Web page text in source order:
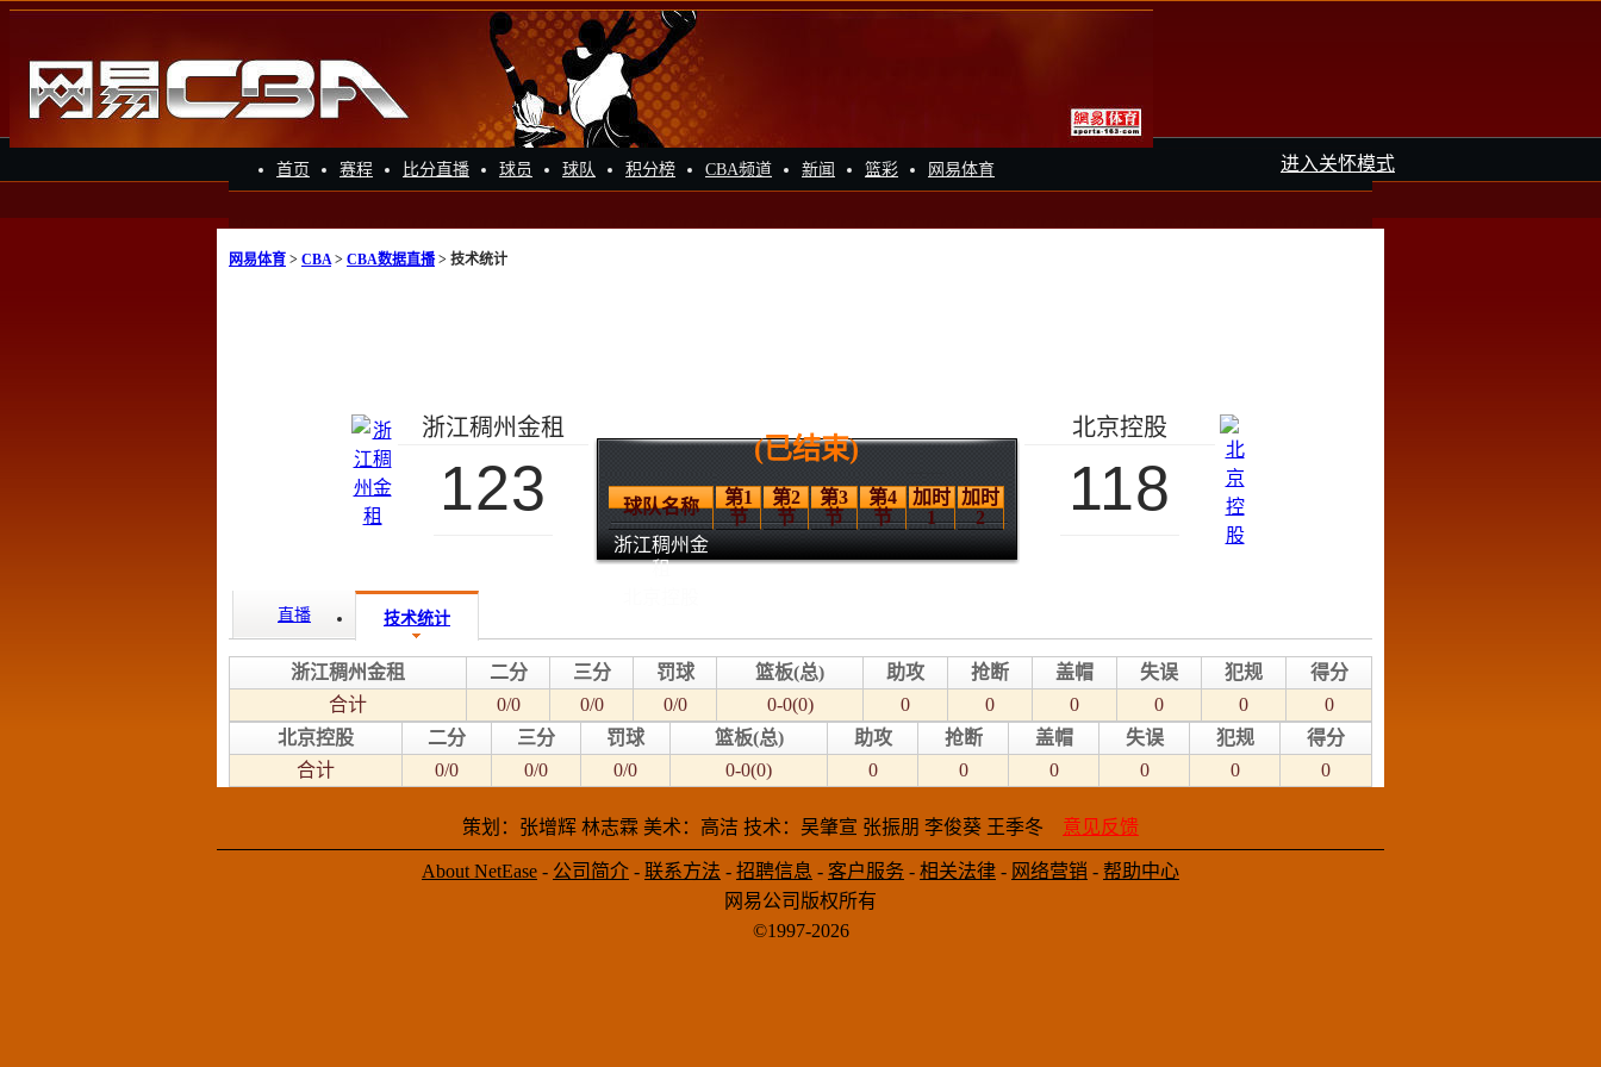
进入关怀模式
首页 赛程 比分直播 球员 球队 积分榜 CBA频道 新闻 篮彩 网易体育
网易体育 > CBA> CBA数据直播> 技术统计
浙江稠州金租
123
(已结束)
球队名称
第1
节
第2
节
第3
节
第4
节
加时
1
加时
2
浙江稠州金
租
北京控股
118
直播 技术统计
浙江稠州金租 二分 三分 罚球 篮板(总) 助攻 抢断 盖帽 失误 犯规
得分
合计
0/0 0/0 0/0 0-0(0) 0 0 0 0 0
0
北京控股
二分 三分 罚球 篮板(总) 助攻 抢断 盖帽 失误 犯规
得分
合计
0/0 0/0 0/0 0-0(0) 0 0 0 0 0 0
策划：张增辉 林志霖 美术：高洁 技术：吴肇宣 张振朋 李俊葵 王季冬 意见反馈
About NetEase - 公司简介 - 联系方法 - 招聘信息 - 客户服务 - 相关法律 - 网络营销 - 帮助中心
网易公司版权所有
©1997-2026